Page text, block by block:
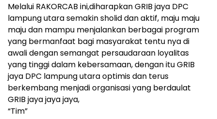
Melalui RAKORCAB ini,diharapkan GRIB jaya DPC
lampung utara semakin sholid dan aktif, maju maju
maju dan mampu menjalankan berbagai program
yang bermanfaat bagi masyarakat tentu nya di
awali dengan semangat persaudaraan loyalitas
yang tinggi dalam kebersamaan, dengan itu GRIB
jaya DPC lampung utara optimis dan terus
berkembang menjadi organisasi yang berdaulat
GRIB jaya jaya jaya,
“Tim”